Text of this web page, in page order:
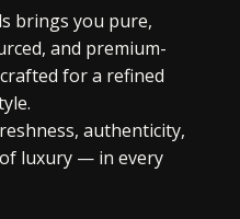
brings you pure,
and premium-
for a refined
authenticity,
luxury — in every